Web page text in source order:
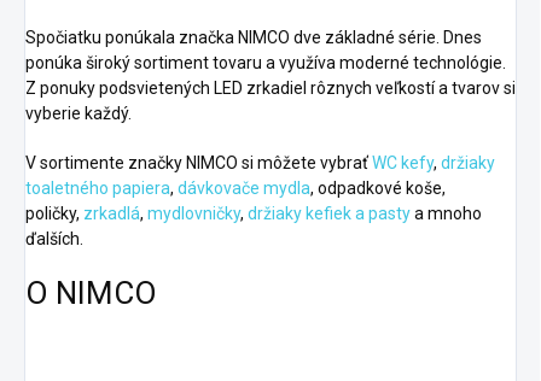
Spočiatku ponúkala značka NIMCO dve základné série. Dnes
ponúka široký sortiment tovaru a využíva moderné technológie.
Z ponuky podsvietených LED zrkadiel rôznych veľkostí a tvarov si
vyberie každý.
V sortimente značky NIMCO si môžete vybraťWC kefy, držiaky
toaletného papiera, dávkovače mydla, odpadkové koše,
poličky, zrkadlá, mydlovničky, držiaky kefiek a pastya mnoho
ďalších.
O NIMCO